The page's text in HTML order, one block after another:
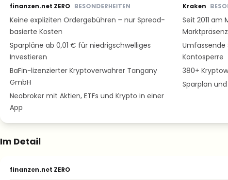
finanzen.net ZERO BESONDERHEITEN
Keine expliziten Ordergebühren – nur Spread-
basierte Kosten
Sparpläne ab 0,01 € für niedrigschwelliges
Investieren
BaFin-lizenzierter Kryptoverwahrer Tangany
GmbH
Neobroker mit Aktien, ETFs und Krypto in einer
App
Kraken
Seit 2011
Marktpräsenz
Umfassende
Kontosperre
380+
Sparplan
Im Detail
finanzen.net ZERO